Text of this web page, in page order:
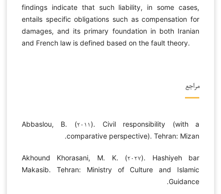
findings indicate that such liability, in some cases,
entails specific obligations such as compensation for
damages, and its primary foundation in both Iranian
and French law is defined based on the fault theory.
مراجع
Abbaslou, B. (۲۰۱۱). Civil responsibility (with a
comparative perspective). Tehran: Mizan.
Akhound Khorasani, M. K. (۲۰۲۷). Hashiyeh bar
Makasib. Tehran: Ministry of Culture and Islamic
Guidance.